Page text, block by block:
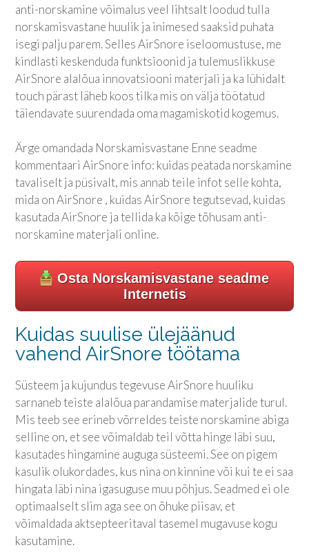
anti-norskamine võimalus veel lihtsalt loodud tulla
norskamisvastane huulik ja inimesed saaksid puhata
isegi palju parem. Selles AirSnore iseloomustuse, me
kindlasti keskenduda funktsioonid ja tulemuslikkuse
AirSnore alalõua innovatsiooni materjali ja ka lühidalt
touch pärast läheb koos tilka mis on välja töötatud
täiendavate suurendada oma magamiskotid kogemus.
Ärge omandada Norskamisvastane Enne seadme
kommentaari AirSnore info: kuidas peatada norskamine
tavaliselt ja püsivalt, mis annab teile infot selle kohta,
mida on AirSnore , kuidas AirSnore tegutsevad, kuidas
kasutada AirSnore ja tellida ka kõige tõhusam anti-
norskamine materjali online.
Osta Norskamisvastane seadme
Internetis
Kuidas suulise ülejäänud
vahend AirSnore töötama
Süsteem ja kujundus tegevuse AirSnore huuliku
sarnaneb teiste alalõua parandamise materjalide turul.
Mis teeb see erineb võrreldes teiste norskamine abiga
selline on, et see võimaldab teil võtta hinge läbi suu,
kasutades hingamine auguga süsteemi. See on pigem
kasulik olukordades, kus nina on kinnine või kui te ei saa
hingata läbi nina igasuguse muu põhjus. Seadmed ei ole
optimaalselt slim aga see on õhuke piisav, et
võimaldada aktsepteeritaval tasemel mugavuse kogu
kasutamine.